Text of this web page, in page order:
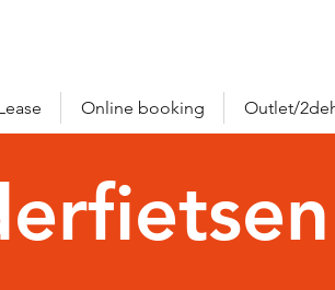
Online booking Outlet/